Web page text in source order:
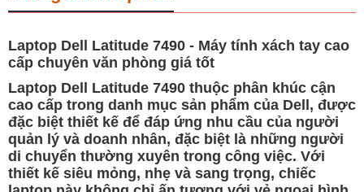
Laptop Dell Latitude 7490 - Máy tính xách tay cao
cấp chuyên văn phòng giá tốt
Laptop Dell Latitude 7490 thuộc phân khúc cận
cao cấp trong danh mục sản phẩm của Dell, được
đặc biệt thiết kế để đáp ứng nhu cầu của người
quản lý và doanh nhân, đặc biệt là những người
di chuyển thường xuyên trong công việc. Với
thiết kế siêu mỏng, nhẹ và sang trọng, chiếc